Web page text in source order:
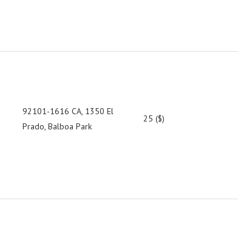
92101-1616 СА, 1350 El
Prado, Balboa Park
25 ($)